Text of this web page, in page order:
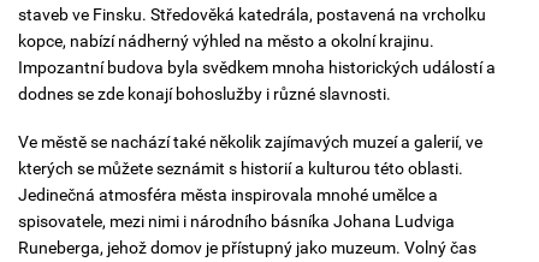
staveb ve Finsku. Středověká katedrála, postavená na vrcholku
kopce, nabízí nádherný výhled na město a okolní krajinu.
Impozantní budova byla svědkem mnoha historických událostí a
dodnes se zde konají bohoslužby i různé slavnosti.
Ve městě se nachází také několik zajímavých muzeí a galerií, ve
kterých se můžete seznámit s historií a kulturou této oblasti.
Jedinečná atmosféra města inspirovala mnohé umělce a
spisovatele, mezi nimi i národního básníka Johana Ludviga
Runeberga, jehož domov je přístupný jako muzeum. Volný čas